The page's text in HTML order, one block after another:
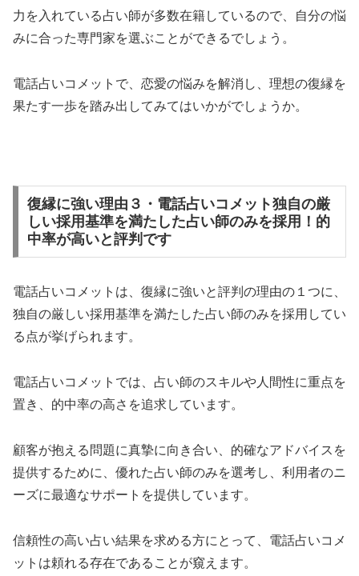
力を入れている占い師が多数在籍しているので、自分の悩
みに合った専門家を選ぶことができるでしょう。
電話占いコメットで、恋愛の悩みを解消し、理想の復縁を
果たす一歩を踏み出してみてはいかがでしょうか。
復縁に強い理由３・電話占いコメット独自の厳
しい採用基準を満たした占い師のみを採用！的
中率が高いと評判です
電話占いコメットは、復縁に強いと評判の理由の１つに、
独自の厳しい採用基準を満たした占い師のみを採用してい
る点が挙げられます。
電話占いコメットでは、占い師のスキルや人間性に重点を
置き、的中率の高さを追求しています。
顧客が抱える問題に真摯に向き合い、的確なアドバイスを
提供するために、優れた占い師のみを選考し、利用者のニ
ーズに最適なサポートを提供しています。
信頼性の高い占い結果を求める方にとって、電話占いコメ
ットは頼れる存在であることが窺えます。